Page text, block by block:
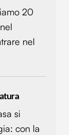
20
nel
si
con la